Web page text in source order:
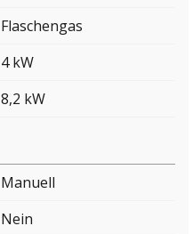
Flaschengas
4 kW
8,2 kW
Manuell
Nein